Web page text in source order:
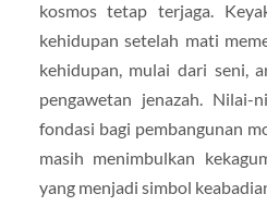
kosmos tetap terjaga.
kehidupan setelah mati
kehidupan, mulai dari seni,
pengawetan jenazah.
fondasi bagi pembangunan
masih menimbulkan
yang menjadi simbol